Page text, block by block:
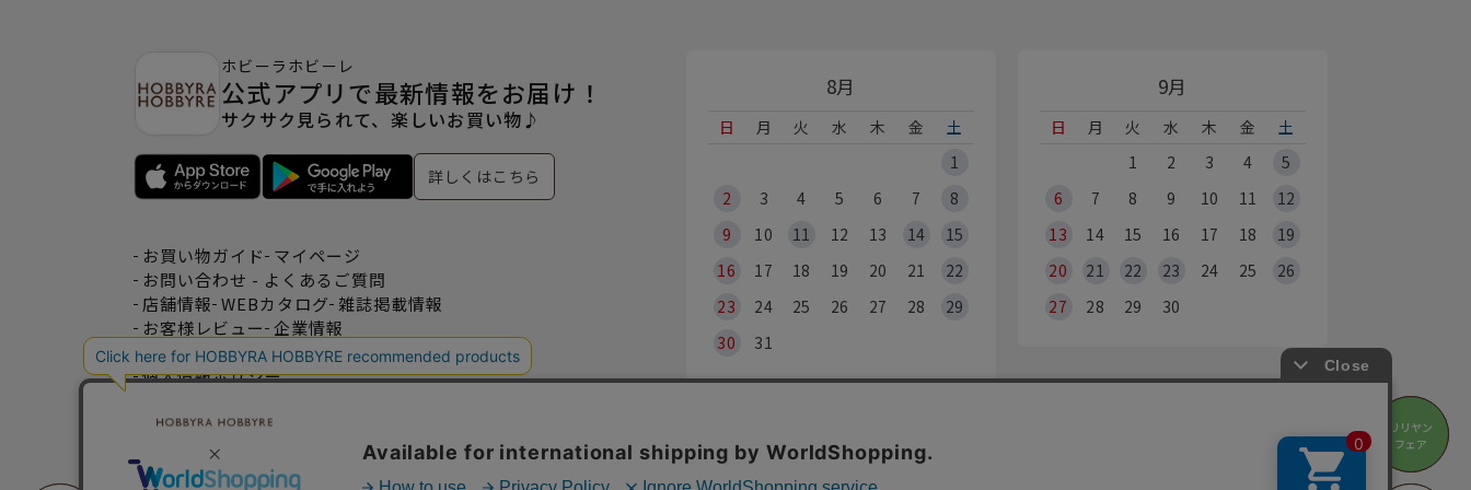
リリヤン
フェア
リリヤン
フェア
8月
日 月 火 水 木 金
土
1
2
3 4 5 6 7
8
9
10 11 12 13 14
15
16
17 18 19 20 21
22
23
24 25 26 27 28
29
30
31
9月
日 月 火 水 木 金
土
1
2 3 4
5
6
7 8 9 10 11
12
13
14 15 16 17 18
19
20
21 22 23 24 25
26
27
28 29 30
※Webからのご注文は、24時間承っております
※各実店舗の営業時間・休業日は
をご覧ください
ホビーラホビーレ
公式アプリで最新情報をお届け！
サクサク見られて、楽しいお買い物♪
詳しくはこちら
お買い物ガイド マイページ
お問い合わせ - よくあるご質問
店舗情報 WEBカタログ 雑誌掲載情報
お客様レビュー 企業情報
特定商取引法表記 利用規約
個人情報ポリシー
おトクな情報♪メルマガ登録